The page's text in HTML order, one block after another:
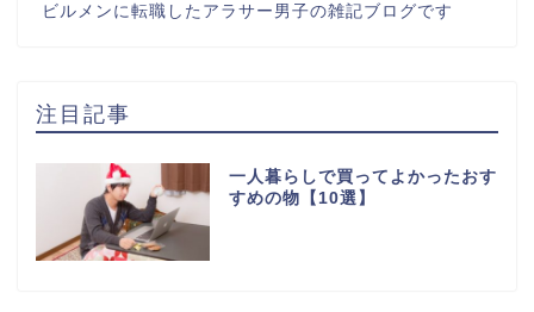
ビルメンに転職したアラサー男子の雑記ブログです
注目記事
一人暮らしで買ってよかったおす
すめの物【10選】